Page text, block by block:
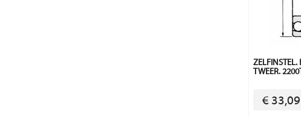
ZELFINSTEL.
TWEER.
€ 33,09